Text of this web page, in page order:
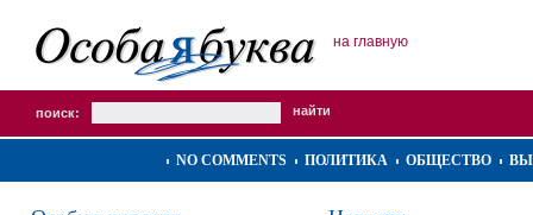
на главную
поиск:
NO COMMENTS ПОЛИТИКА ОБЩЕСТВО